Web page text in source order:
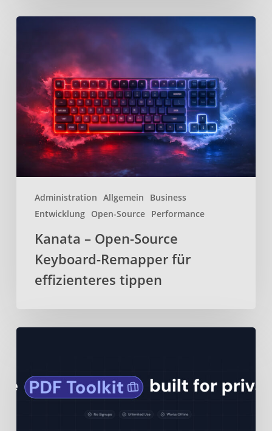
Administration Allgemein
Business
Entwicklung Open-Source Performance
Source
Keyboard-
Remapper
für
effizienteres
tippen
Kanata – Open-Source
Keyboard-Remapper für
effizienteres tippen
BentoPDF
Open-
Source-